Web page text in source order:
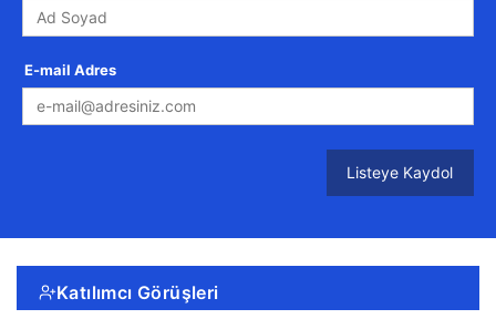
E-mail Adres
Listeye Kaydol
Katılımcı Görüşleri